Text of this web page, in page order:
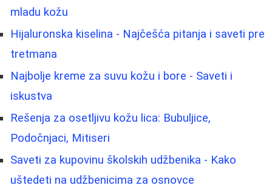
mladu kožu
Hijaluronska kiselina - Najčešća pitanja i saveti pre
tretmana
Najbolje kreme za suvu kožu i bore - Saveti i
iskustva
Rešenja za osetljivu kožu lica: Bubuljice,
Podočnjaci, Mitiseri
Saveti za kupovinu školskih udžbenika - Kako
uštedeti na udžbenicima za osnovce